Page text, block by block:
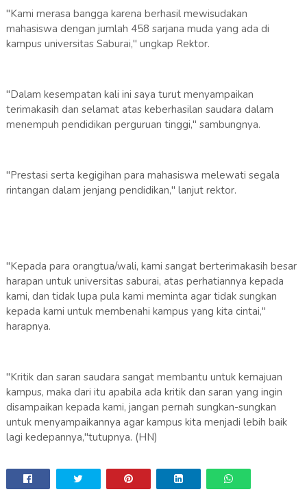
"Kami merasa bangga karena berhasil mewisudakan
mahasiswa dengan jumlah 458 sarjana muda yang ada di
kampus universitas Saburai," ungkap Rektor.
"Dalam kesempatan kali ini saya turut menyampaikan
terimakasih dan selamat atas keberhasilan saudara dalam
menempuh pendidikan perguruan tinggi," sambungnya.
"Prestasi serta kegigihan para mahasiswa melewati segala
rintangan dalam jenjang pendidikan," lanjut rektor.
"Kepada para orangtua/wali, kami sangat berterimakasih besar
harapan untuk universitas saburai, atas perhatiannya kepada
kami, dan tidak lupa pula kami meminta agar tidak sungkan
kepada kami untuk membenahi kampus yang kita cintai,"
harapnya.
"Kritik dan saran saudara sangat membantu untuk kemajuan
kampus, maka dari itu apabila ada kritik dan saran yang ingin
disampaikan kepada kami, jangan pernah sungkan-sungkan
untuk menyampaikannya agar kampus kita menjadi lebih baik
lagi kedepannya,"tutupnya. (HN)